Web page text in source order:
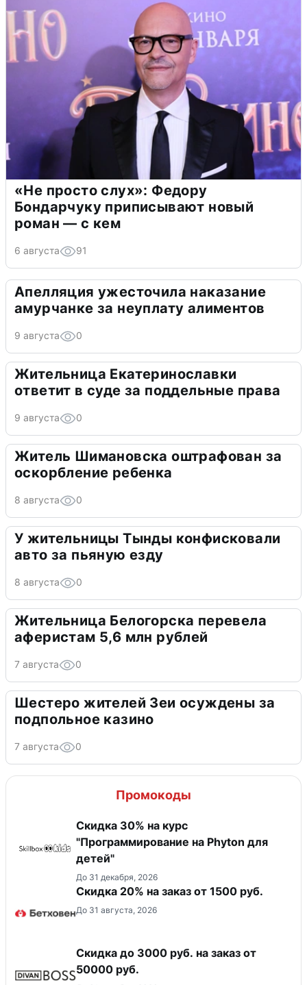
«Не просто слух»: Федору
Бондарчуку приписывают новый
роман — с кем
6 августа 91
Апелляция ужесточила наказание
амурчанке за неуплату алиментов
9 августа 0
Жительница Екатеринославки
ответит в суде за поддельные права
9 августа 0
Житель Шимановска оштрафован за
оскорбление ребенка
8 августа 0
У жительницы Тынды конфисковали
авто за пьяную езду
8 августа 0
Жительница Белогорска перевела
аферистам 5,6 млн рублей
7 августа 0
Шестеро жителей Зеи осуждены за
подпольное казино
7 августа 0
Промокоды
Скидка 30% на курс
"Программирование на Phyton для
детей"
До 31 декабря, 2026
Скидка 20% на заказ от 1500 руб.
До 31 августа, 2026
Скидка до 3000 руб. на заказ от
50000 руб.